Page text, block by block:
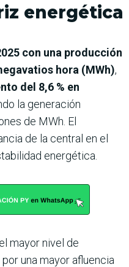
energética
con una producción
hora (MWh),
del 8,6 % en
la generación
de MWh. El
de la central en el
energética.
mayor nivel de
una mayor afluencia